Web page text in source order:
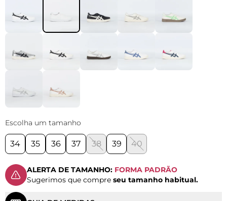
Escolha um tamanho
34 35 36 37 38 39 40
ALERTA DE TAMANHO: FORMA PADRÃO
Sugerimos que compre seu tamanho habitual.